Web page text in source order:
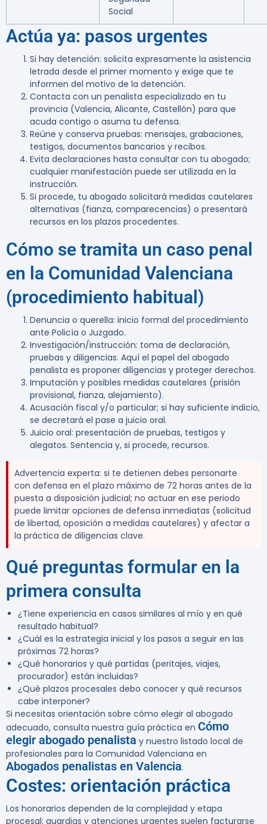
Social
Actúa ya: pasos urgentes
Si hay detención: solicita expresamente la asistencia
letrada desde el primer momento y exige que te
informen del motivo de la detención.
Contacta con un penalista especializado en tu
provincia (Valencia, Alicante, Castellón) para que
acuda contigo o asuma tu defensa.
Reúne y conserva pruebas: mensajes, grabaciones,
testigos, documentos bancarios y recibos.
Evita declaraciones hasta consultar con tu abogado;
cualquier manifestación puede ser utilizada en la
instrucción.
Si procede, tu abogado solicitará medidas cautelares
alternativas (fianza, comparecencias) o presentará
recursos en los plazos procedentes.
Cómo se tramita un caso penal
en la Comunidad Valenciana
(procedimiento habitual)
Denuncia o querella: inicio formal del procedimiento
ante Policía o Juzgado.
Investigación/instrucción: toma de declaración,
pruebas y diligencias. Aquí el papel del abogado
penalista es proponer diligencias y proteger derechos.
Imputación y posibles medidas cautelares (prisión
provisional, fianza, alejamiento).
Acusación fiscal y/o particular; si hay suficiente indicio,
se decretará el pase a juicio oral.
Juicio oral: presentación de pruebas, testigos y
alegatos. Sentencia y, si procede, recursos.
Advertencia experta: si te detienen debes personarte
con defensa en el plazo máximo de 72 horas antes de la
puesta a disposición judicial; no actuar en ese periodo
puede limitar opciones de defensa inmediatas (solicitud
de libertad, oposición a medidas cautelares) y afectar a
la práctica de diligencias clave.
Qué preguntas formular en la
primera consulta
¿Tiene experiencia en casos similares al mío y en qué
resultado habitual?
¿Cuál es la estrategia inicial y los pasos a seguir en las
próximas 72 horas?
¿Qué honorarios y qué partidas (peritajes, viajes,
procurador) están incluidas?
¿Qué plazos procesales debo conocer y qué recursos
cabe interponer?
Si necesitas orientación sobre cómo elegir al abogado
adecuado, consulta nuestra guía práctica en Cómo
elegir abogado penalista y nuestro listado local de
profesionales para la Comunidad Valenciana en
Abogados penalistas en Valencia.
Costes: orientación práctica
Los honorarios dependen de la complejidad y etapa
procesal: guardias y atenciones urgentes suelen facturarse